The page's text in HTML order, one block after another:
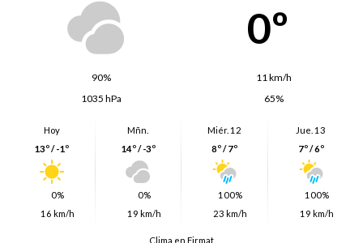
0º
90%
11 km/h
1035 hPa
65%
Hoy
13º / -1º
0%
16 km/h
Mñn.
14º / -3º
0%
19 km/h
Miér. 12
8º / 7º
100%
23 km/h
Jue. 13
7º / 6º
100%
19 km/h
Clima en Firmat